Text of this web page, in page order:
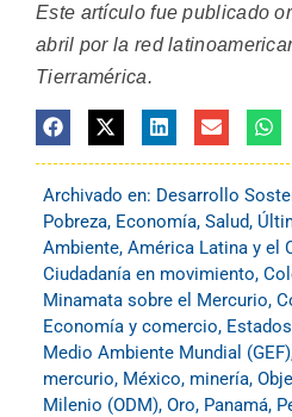
Este artículo fue publicado
abril por la red
Tierramérica.
Archivado en: Desarrollo
Pobreza, Economía, Salud,
Ambiente, América Latina y el
Ciudadanía en movimiento,
Minamata sobre el Mercurio,
Economía y comercio,
Medio Ambiente Mundial (GEF)
mercurio, México, minería,
Milenio (ODM), Oro, Panamá,